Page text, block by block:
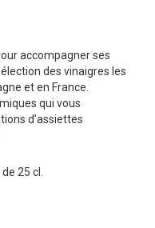
accompagner ses
des vinaigres les
et en France.
qui vous
d’assiettes
25 cl.